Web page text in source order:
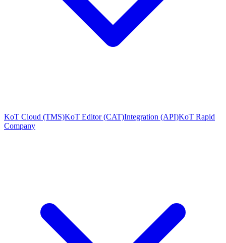
KoT Cloud (TMS)KoT Editor (CAT)Integration (API)KoT Rapid
Company